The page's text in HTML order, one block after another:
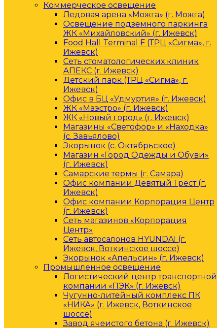
Коммерческое освещение
Ледовая арена «Можга» (г. Можга)
Освещение подземного паркинга
ЖК «Михайловский» (г. Ижевск)
Food Hall Terminal F (ТРЦ «Сигма», г.
Ижевск)
Сеть стоматологических клиник
АПЕКС (г. Ижевск)
Детский парк (ТРЦ «Сигма», г.
Ижевск)
Офис в БЦ «Удмуртия» (г. Ижевск)
ЖК «Маэстро» (г. Ижевск)
ЖК «Новый город» (г. Ижевск)
Магазины «Светофор» и «Находка»
(с. Завьялово)
Экорынок (с. Октябрьское)
Магазин «Город Одежды и Обуви»
(г. Ижевск)
Самарские термы (г. Самара)
Офис компании Девятый Трест (г.
Ижевск)
Офис компании Корпорация Центр
(г. Ижевск)
Сеть магазинов «Корпорация
Центр»
Сеть автосалонов HYUNDAI (г.
Ижевск, Воткинское шоссе)
Экорынок «Апельсин» (г. Ижевск)
Промышленное освещение
Логистический центр транспортной
компании «ПЭК» (г. Ижевск)
Чугунно-литейный комплекс ПК
«НИКА» (г. Ижевск, Воткинское
шоссе)
Завод ячеистого бетона (г. Ижевск)